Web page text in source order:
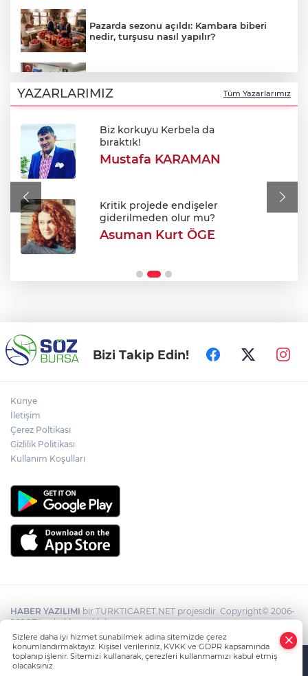
Pazarda sezonu açıldı: Kambara biberi
nedir, turşusu nasıl yapılır?
günlük program sona erdi
Oktay Yılmaz: "Spor yapmayan çocuk
kalmayacak"
YAZARLARIMIZ Tüm Yazarlarımız
Biz korkuyu Kerbela da
bıraktık!
Mustafa KARAMAN
Kritik projede endişeler
giderilmeden olur mu?
Asuman Kurt ÖGE
Bizi Takip Edin!
Künye
İletişim
Çerez Poltikası
Gizlilik Politikası
Kullanım Koşulları
HABER YAZILIMI bir TURKTICARET.NET projesidir. Copyright© 2006-
2026 Tüm hakları saklıdır.
Sizlere daha iyi hizmet sunabilmek adına sitemizde çerez
konumlandırmaktayız. Kişisel verileriniz, KVKK ve GDPR kapsamında
toplanıp işlenir. Sitemizi kullanarak, çerezleri kullanmamızı kabul etmiş
olacaksınız.